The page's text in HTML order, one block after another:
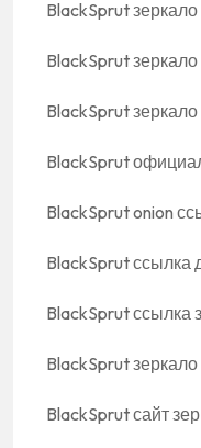
BlackSprut зеркало
BlackSprut зеркало
BlackSprut
BlackSprut
BlackSprut onion
BlackSprut ссылка
BlackSprut ссылка
BlackSprut
BlackSprut сайт